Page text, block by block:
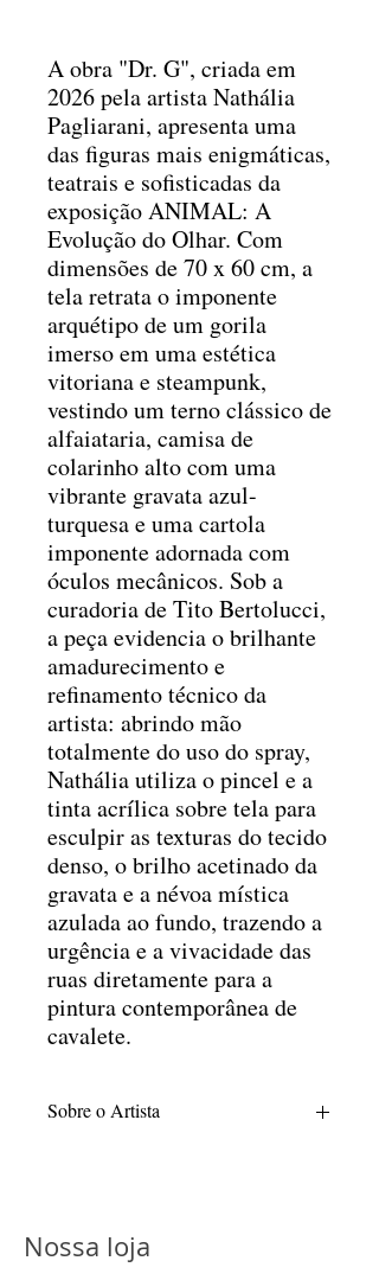
A obra "Dr. G", criada em
2026 pela artista Nathália
Pagliarani, apresenta uma
das figuras mais enigmáticas,
teatrais e sofisticadas da
exposição ANIMAL: A
Evolução do Olhar. Com
dimensões de 70 x 60 cm, a
tela retrata o imponente
arquétipo de um gorila
imerso em uma estética
vitoriana e steampunk,
vestindo um terno clássico de
alfaiataria, camisa de
colarinho alto com uma
vibrante gravata azul-
turquesa e uma cartola
imponente adornada com
óculos mecânicos. Sob a
curadoria de Tito Bertolucci,
a peça evidencia o brilhante
amadurecimento e
refinamento técnico da
artista: abrindo mão
totalmente do uso do spray,
Nathália utiliza o pincel e a
tinta acrílica sobre tela para
esculpir as texturas do tecido
denso, o brilho acetinado da
gravata e a névoa mística
azulada ao fundo, trazendo a
urgência e a vivacidade das
ruas diretamente para a
pintura contemporânea de
cavalete.
Sobre o Artista
Educação Artística no ano de 1992. Sua
trajetória acadêmica compreende o ciclo
Nossa loja